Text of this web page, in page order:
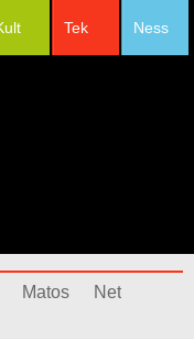
Ness
Tek
Matos
Net